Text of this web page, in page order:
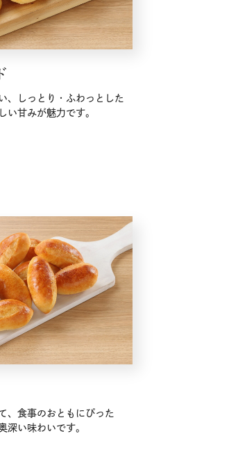
、しっとり・ふわっとした
い甘みが魅力です。
、食事のおともにぴった
深い味わいです。